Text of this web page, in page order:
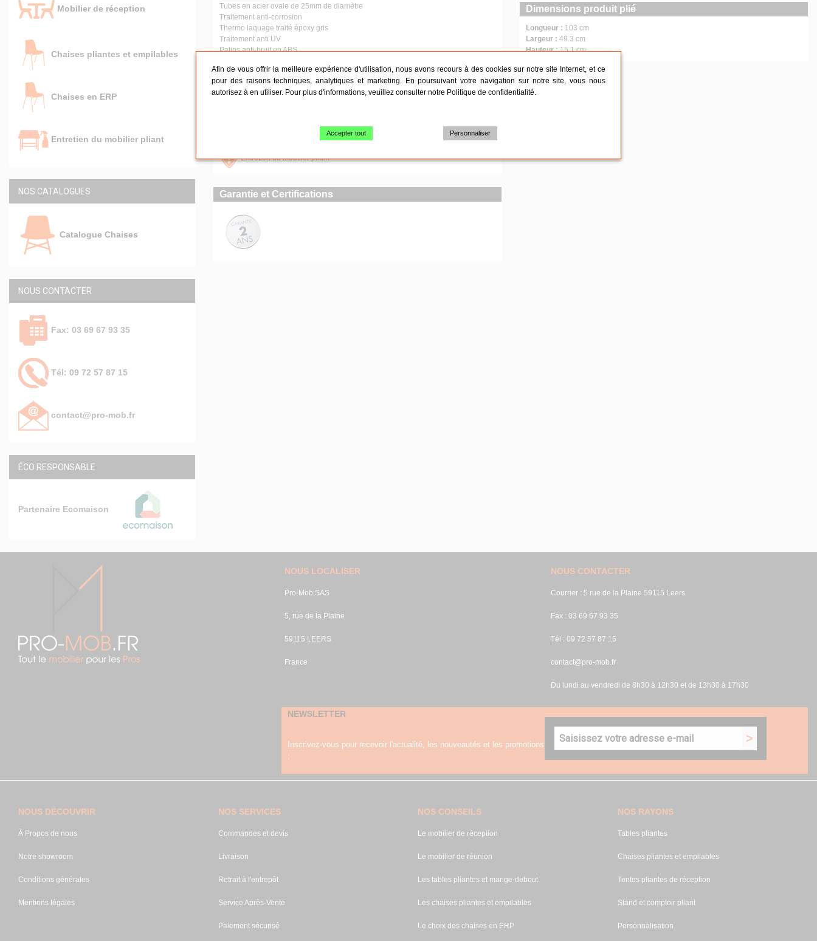
Mobilier de réception
Chaises pliantes et empilables
Chaises en ERP
Entretien du mobilier pliant
NOS CATALOGUES
Catalogue Chaises
NOUS CONTACTER
Fax: 03 69 67 93 35
Tél: 09 72 57 87 15
contact@pro-mob.fr
ÉCO RESPONSABLE
Partenaire Ecomaison
Tubes en acier ovale de 25mm de diamètre
Traitement anti-corrosion
Thermo laquage traité époxy gris
Traitement anti UV
Patins anti-bruit en ABS
Conseils
Chaises pliantes et empilables
Entretien du mobilier pliant
Garantie et Certifications
Dimensions produit plié
Longueur : 103 cm
Largeur : 49.3 cm
Hauteur :15.1 cm
NOUS LOCALISER
Pro-Mob SAS
5, rue de la Plaine
59115 LEERS
France
NOUS CONTACTER
Courrier : 5 rue de la Plaine 59115 Leers
Fax : 03 69 67 93 35
Tél : 09 72 57 87 15
contact@pro-mob.fr
Du lundi au vendredi de 8h30 à 12h30 et de 13h30 à 17h30
NEWSLETTER
Inscrivez-vous pour recevoir l'actualité, les nouveautés et les promotions
:
NOUS DÉCOUVRIR
À Propos de nous
Notre showroom
Conditions générales
Mentions légales
NOS SERVICES
Commandes et devis
Livraison
Retrait à l'entrepôt
Service Après-Vente
Paiement sécurisé
NOS CONSEILS
Le mobilier de réception
Le mobilier de réunion
Les tables pliantes et mange-debout
Les chaises pliantes et empilables
Le choix des chaises en ERP
NOS RAYONS
Tables pliantes
Chaises pliantes et empilables
Tentes pliantes de réception
Stand et comptoir pliant
Personnalisation
Afin de vous offrir la meilleure expérience d'utilisation, nous avons recours à des cookies sur notre site Internet, et ce
pour des raisons techniques, analytiques et marketing. En poursuivant votre navigation sur notre site, vous nous
autorisez à en utiliser. Pour plus d'informations, veuillez consulter notre Politique de confidentialité
Accepter tout Personnaliser